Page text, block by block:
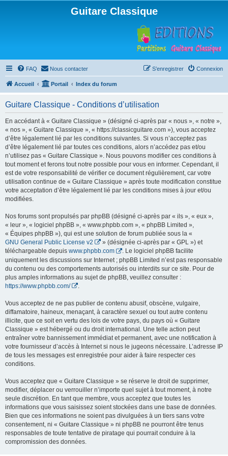
Guitare Classique
FAQ Nous contacter Connexion
S’enregistrer
Accueil Portail Index du forum
Guitare Classique - Conditions d’utilisation
En accédant à « Guitare Classique » (désigné ci-après par « nous », « notre »,
« nos », « Guitare Classique », « https://classicguitare.com »), vous acceptez
d’être légalement lié par les conditions suivantes. Si vous n’acceptez pas
d’être légalement lié par toutes ces conditions, alors n’accédez pas et/ou
n’utilisez pas « Guitare Classique ». Nous pouvons modifier ces conditions à
tout moment et ferons tout notre possible pour vous en informer. Cependant, il
est de votre responsabilité de vérifier ce document régulièrement, car votre
utilisation continue de « Guitare Classique » après toute modification constitue
votre acceptation d’être légalement lié par les conditions mises à jour et/ou
modifiées.
Nos forums sont propulsés par phpBB (désigné ci-après par « ils », « eux »,
« leur », « logiciel phpBB », « www.phpbb.com », « phpBB Limited »,
« Équipes phpBB »), qui est une solution de forum publiée sous la «
GNU General Public License v2
» (désignée ci-après par « GPL ») et
téléchargeable depuis www.phpbb.com
. Le logiciel phpBB facilite
uniquement les discussions sur Internet ; phpBB Limited n’est pas responsable
du contenu ou des comportements autorisés ou interdits sur ce site. Pour de
plus amples informations au sujet de phpBB, veuillez consulter :
https://www.phpbb.com/
Vous acceptez de ne pas publier de contenu abusif, obscène, vulgaire,
diffamatoire, haineux, menaçant, à caractère sexuel ou tout autre contenu
illicite, que ce soit en vertu des lois de votre pays, du pays où « Guitare
Classique » est hébergé ou du droit international. Une telle action peut
entraîner votre bannissement immédiat et permanent, avec une notification à
votre fournisseur d’accès à Internet si nous le jugeons nécessaire. L’adresse IP
de tous les messages est enregistrée pour aider à faire respecter ces
conditions.
Vous acceptez que « Guitare Classique » se réserve le droit de supprimer,
modifier, déplacer ou verrouiller n’importe quel sujet à tout moment, à notre
seule discrétion. En tant que membre, vous acceptez que toutes les
informations que vous saisissez soient stockées dans une base de données.
Bien que ces informations ne soient pas divulguées à un tiers sans votre
consentement, ni « Guitare Classique » ni phpBB ne pourront être tenus
responsables de toute tentative de piratage qui pourrait conduire à la
compromission des données.